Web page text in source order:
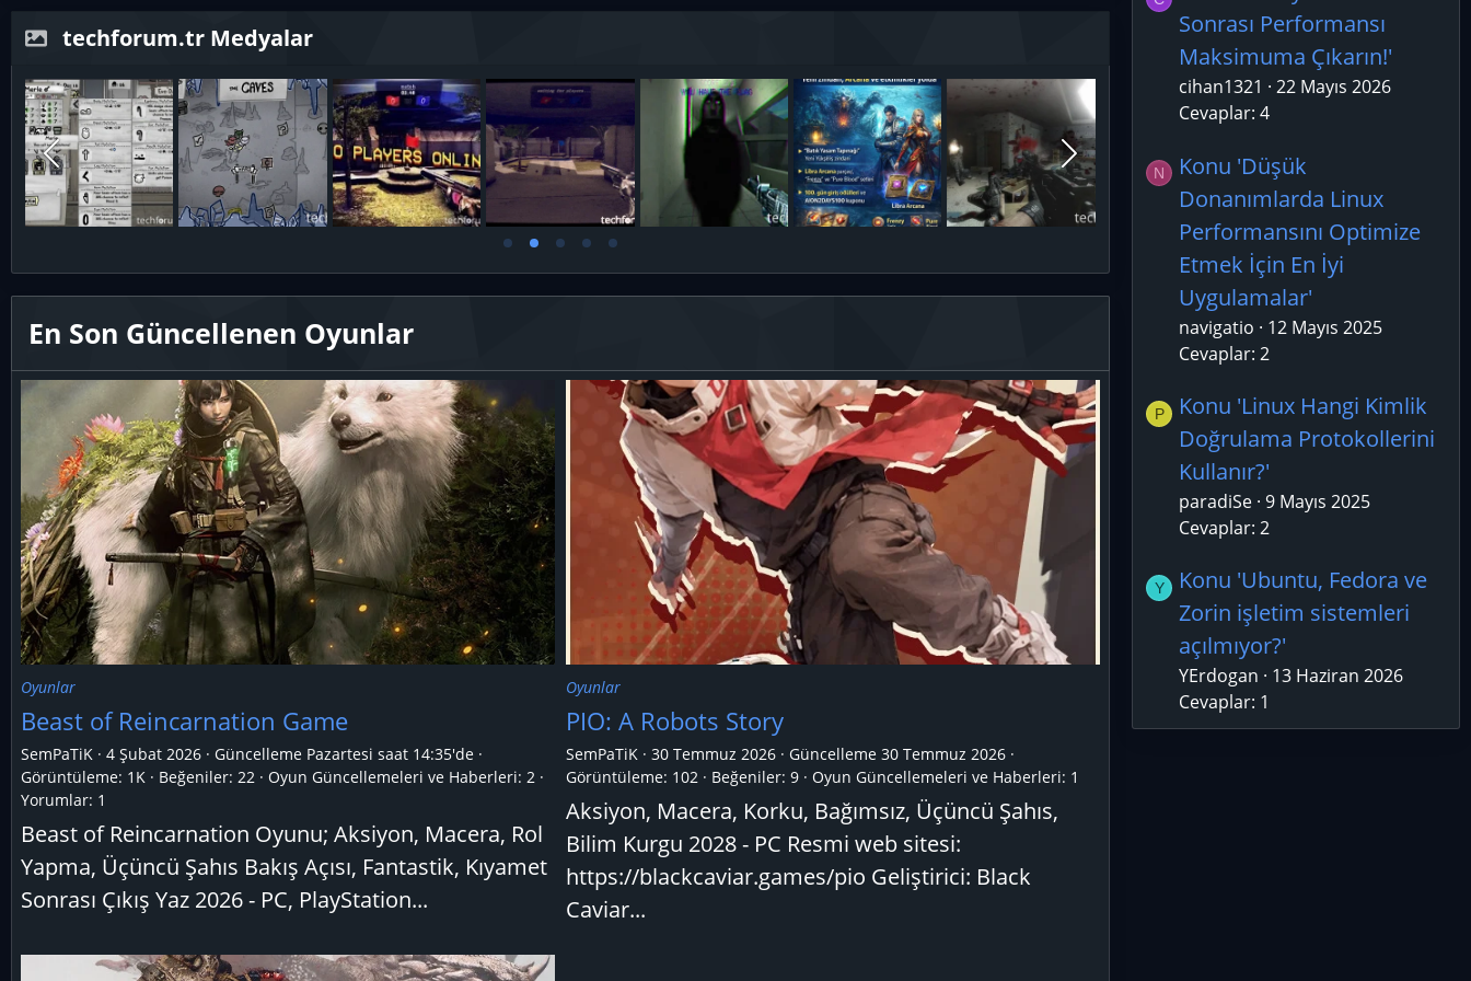
techforum.tr Medyalar
En Son Güncellenen Oyunlar
Oyunlar
Beast of Reincarnation Game
SemPaTiK 4 Şubat 2026 Güncelleme Pazartesi saat 14:35'de
Görüntüleme: 1K
Beğeniler: 22 Oyun Güncellemeleri ve Haberleri: 2
Yorumlar: 1
Beast of Reincarnation Oyunu; Aksiyon, Macera, Rol
Yapma, Üçüncü Şahıs Bakış Açısı, Fantastik, Kıyamet
Sonrası Çıkış Yaz 2026 - PC, PlayStation...
Oyunlar
PIO: A Robots Story
SemPaTiK 30 Temmuz 2026 Güncelleme 30 Temmuz 2026
Görüntüleme: 102
Beğeniler: 9 Oyun Güncellemeleri ve Haberleri: 1
Aksiyon, Macera, Korku, Bağımsız, Üçüncü Şahıs,
Bilim Kurgu 2028 - PC Resmi web sitesi:
https://blackcaviar.games/pio Geliştirici: Black
Caviar...
Sonrası Performansı
Maksimuma Çıkarın!'
cihan1321
22 Mayıs 2026
Cevaplar: 4
N
Konu 'Düşük
Donanımlarda Linux
Performansını Optimize
Etmek İçin En İyi
Uygulamalar'
navigatio
12 Mayıs 2025
Cevaplar: 2
P
Konu 'Linux Hangi Kimlik
Doğrulama Protokollerini
Kullanır?'
paradiSe 9 Mayıs 2025
Cevaplar: 2
Y
Konu 'Ubuntu, Fedora ve
Zorin işletim sistemleri
açılmıyor?'
YErdogan
13 Haziran 2026
Cevaplar: 1